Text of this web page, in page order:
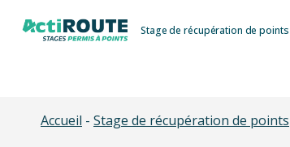
Stage de récupération de points
Accueil - Stage de récupération de points